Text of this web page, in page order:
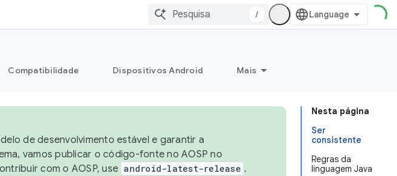
/
Compatibilidade Dispositivos Android Mais
Nesta página
Ser
consistente
Regras da
linguagem Java
de desenvolvimento estável e garantir a
vamos publicar o código-fonte no AOSP no
com o AOSP, use android-latest-release .